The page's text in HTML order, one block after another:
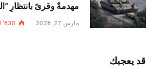
مهدمةٌ وقرىً بانتظارِ
مارس 27, 2026
قد يعجبك